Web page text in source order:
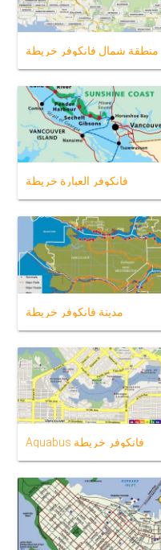
منطقة شمال فانكوفر خريطة
فانكوفر العبارة خريطة
مدينة فانكوفر خريطة
Aquabus فانكوفر خريطة